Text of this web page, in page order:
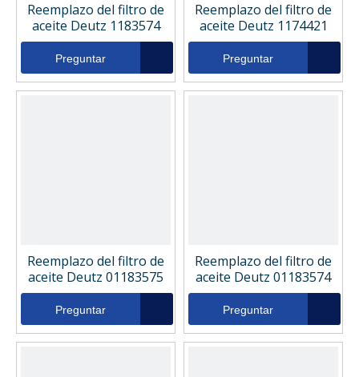
Reemplazo del filtro de
aceite Deutz 1183574
Preguntar
Reemplazo del filtro de
aceite Deutz 1174421
Preguntar
Reemplazo del filtro de
aceite Deutz 01183575
Preguntar
Reemplazo del filtro de
aceite Deutz 01183574
Preguntar